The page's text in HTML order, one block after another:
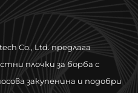
Co., Ltd. предлага
плочки за борба с
закупенина и подобри